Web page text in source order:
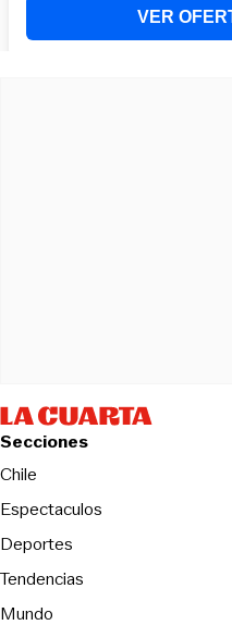
Secciones
Chile
Espectaculos
Deportes
Tendencias
Mundo